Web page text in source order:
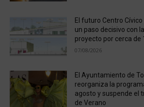
El futuro Centro
un paso decisivo con
proyecto por cerca de
07/08/2026
El Ayuntamiento de
reorganiza la
agosto y suspende el
de Verano